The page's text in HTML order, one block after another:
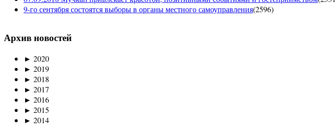
9-го сентября состоятся выборы в органы местного самоуправления(2596)
Архив новостей
► 2020
► 2019
► 2018
► 2017
► 2016
► 2015
► 2014